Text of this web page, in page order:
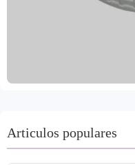
térmica garantiza un
cuenta con las
calidad. Aceptamos
Articulos populares